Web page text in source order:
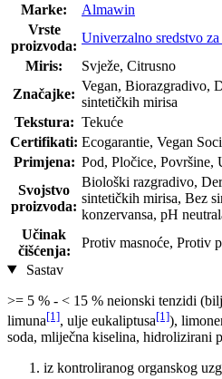
Marke:
Almawin
Vrste
proizvoda:
Univerzalno sredstvo za
Miris:
Svježe, Citrusno
Značajke:
Vegan, Biorazgradivo,
sintetičkih mirisa
Tekstura: Tekuće
Certifikati: Ecogarantie, Vegan
Primjena: Pod, Pločice, Površine,
Svojstvo
proizvoda:
Biološki razgradivo,
sintetičkih mirisa, Bez
konzervansa, pH
Učinak
čišćenja:
Protiv masnoće, Protiv
Sastav
>= 5 % - < 15 % neionski tenzidi
limuna[1], ulje eukaliptusa[1]),
soda, mliječna kiselina, hidrolizirani
iz kontroliranog organskog